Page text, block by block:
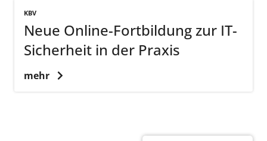
KBV
Neue Online-Fortbildung zur IT-
Sicherheit in der Praxis
mehr